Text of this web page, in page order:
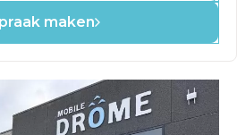
maken
Knaus